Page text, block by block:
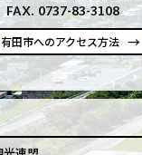
0737-83-3108
有田市へのアクセス方法